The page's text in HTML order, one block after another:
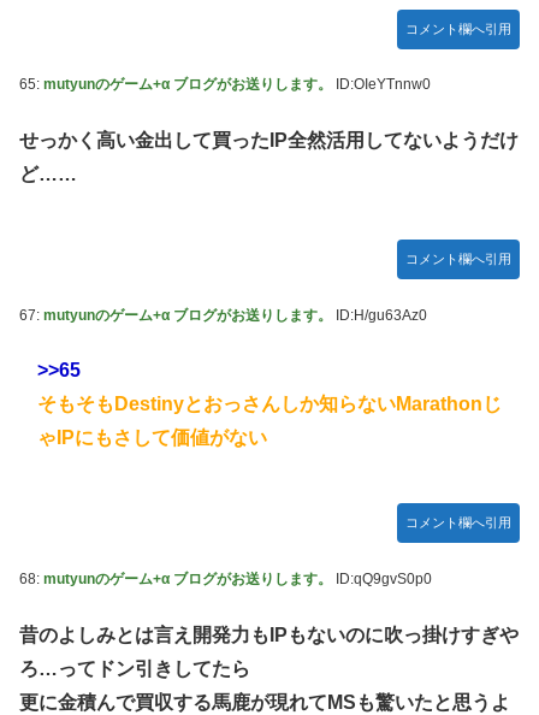
コメント欄へ引用
65: mutyunのゲーム+α ブログがお送りします。 ID:OIeYTnnw0
せっかく高い金出して買ったIP全然活用してないようだけ
ど……
コメント欄へ引用
67: mutyunのゲーム+α ブログがお送りします。 ID:H/gu63Az0
>>65
そもそもDestinyとおっさんしか知らないMarathonじ
ゃIPにもさして価値がない
コメント欄へ引用
68: mutyunのゲーム+α ブログがお送りします。 ID:qQ9gvS0p0
昔のよしみとは言え開発力もIPもないのに吹っ掛けすぎや
ろ…ってドン引きしてたら
更に金積んで買収する馬鹿が現れてMSも驚いたと思うよ